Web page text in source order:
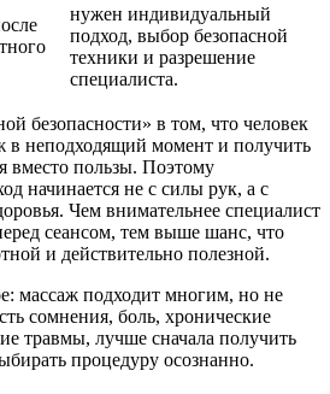
нужен индивидуальный
подход, выбор безопасной
техники и разрешение
специалиста.
безопасности» в том, что человек
в неподходящий момент и получить
вместо пользы. Поэтому
начинается не с силы рук, а с
Чем внимательнее специалист
сеансом, тем выше шанс, что
и действительно полезной.
массаж подходит многим, но не
сомнения, боль, хронические
травмы, лучше сначала получить
процедуру осознанно.